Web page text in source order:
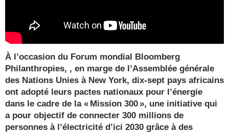
À l’occasion du Forum mondial Bloomberg
Philanthropies, , en marge de l’Assemblée générale
des Nations Unies à New York, dix-sept pays africains
ont adopté leurs pactes nationaux pour l’énergie
dans le cadre de la « Mission 300 », une initiative qui
a pour objectif de connecter 300 millions de
personnes à l’électricité d’ici 2030 grâce à des